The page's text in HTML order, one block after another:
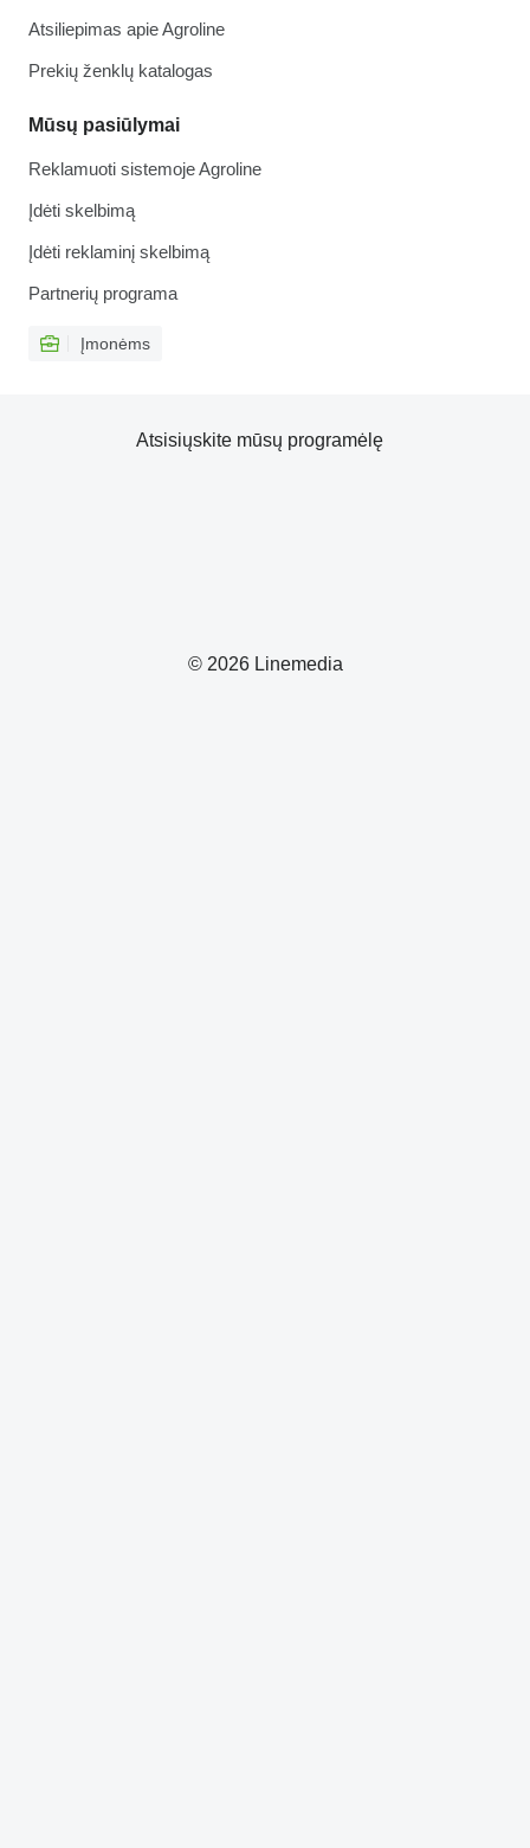
Atsiliepimas apie Agroline
Prekių ženklų katalogas
Mūsų pasiūlymai
Reklamuoti sistemoje Agroline
Įdėti skelbimą
Įdėti reklaminį skelbimą
Partnerių programa
Įmonėms
© 2026 Linemedia
Atsisiųskite mūsų programėlę